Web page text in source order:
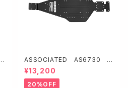
ASSOCIATED AS6730 ア
ルミ製シャーシ・ブラック【'89 S
tealth Car】
¥13,200
20%OFF